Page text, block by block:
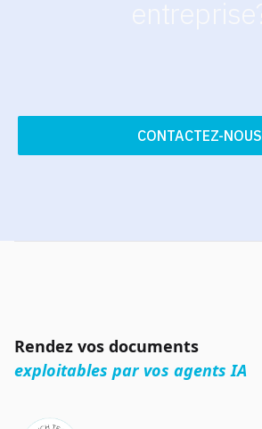
CONTACTEZ-NOUS
Rendez vos documents
exploitables par vos agents IA